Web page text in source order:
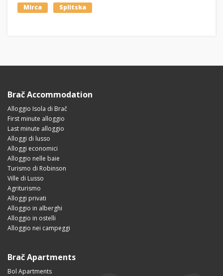
Mirca Splitska
Brač Accommodation
Alloggio Isola di Brač
First minute alloggio
Last minute alloggio
Alloggi di lusso
Alloggi economici
Alloggio nelle baie
Turismo di Robinson
Ville di Lusso
Agriturismo
Alloggi privati
Alloggio in alberghi
Alloggio in ostelli
Alloggio nei campeggi
Brač Apartments
Bol Apartments